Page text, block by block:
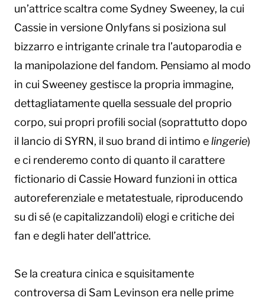
un’attrice scaltra come Sydney Sweeney, la cui
Cassie in versione Onlyfans si posiziona sul
bizzarro e intrigante crinale tra l’autoparodia e
la manipolazione del fandom. Pensiamo al modo
in cui Sweeney gestisce la propria immagine,
dettagliatamente quella sessuale del proprio
corpo, sui propri profili social (soprattutto dopo
il lancio di SYRN, il suo brand di intimo e lingerie)
e ci renderemo conto di quanto il carattere
fictionario di Cassie Howard funzioni in ottica
autoreferenziale e metatestuale, riproducendo
su di sé (e capitalizzandoli) elogi e critiche dei
fan e degli hater dell’attrice.
Se la creatura cinica e squisitamente
controversa di Sam Levinson era nelle prime